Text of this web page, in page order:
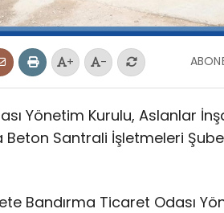
+ -
Yönetim Kurulu, Aslanlar
Beton Santrali İşletmeleri
Bandırma Ticaret Odası